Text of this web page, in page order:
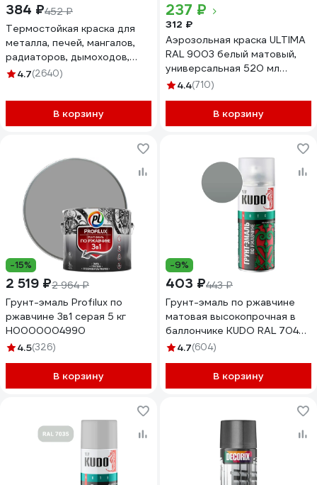
384 ₽452 ₽
Термостойкая краска для
металла, печей, мангалов,
радиаторов, дымоходов,
суппортов Elcon Max Therm
аэрозоль 520 мл 00-
00004051
4.7(2640)
В корзину
237 ₽
312 ₽
Аэрозольная краска ULTIMA
RAL 9003 белый матовый,
универсальная 520 мл
ULT003
4.4(710)
В корзину
-15%
2 519 ₽2 964 ₽
Грунт-эмаль Profilux по
ржавчине 3в1 серая 5 кг
Н0000004990
4.5(326)
В корзину
-9%
403 ₽443 ₽
Грунт-эмаль по ржавчине
матовая высокопрочная в
баллончике KUDO RAL 7042
серая KU-317042
4.7(604)
В корзину